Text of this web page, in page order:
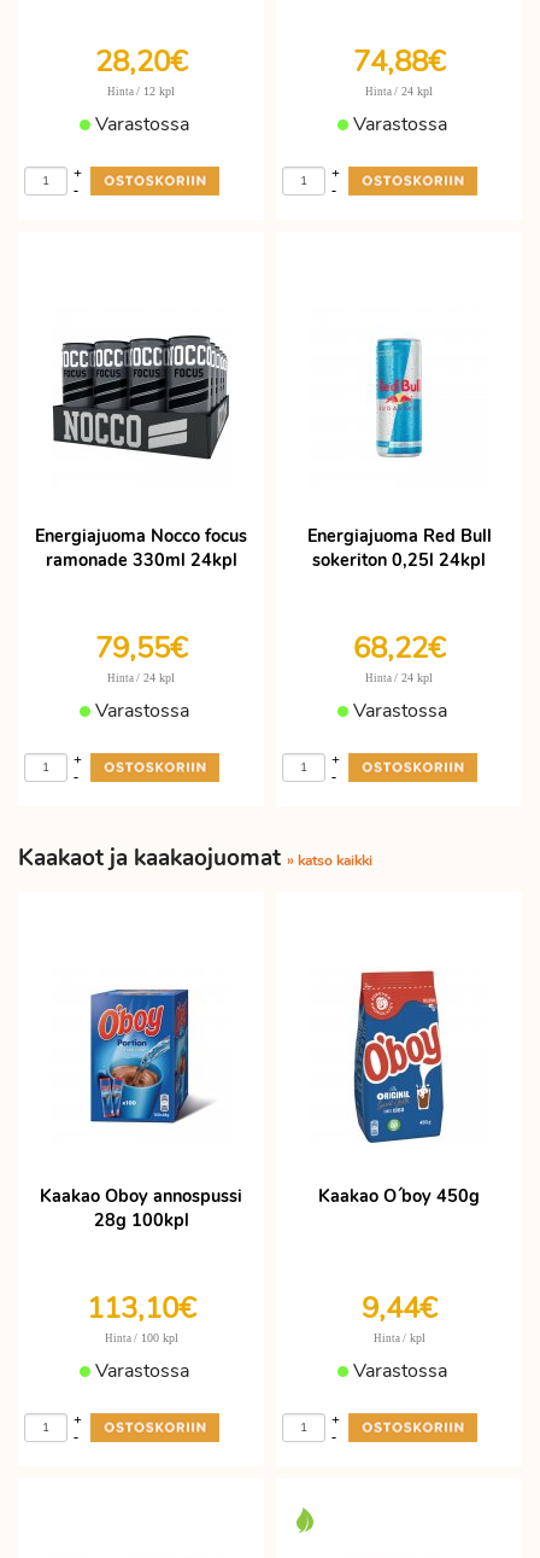
28,20€
Hinta / 12 kpl
Varastossa
-
+
74,88€
Hinta / 24 kpl
Varastossa
-
+
Energiajuoma Nocco focus
ramonade 330ml 24kpl
79,55€
Hinta / 24 kpl
Varastossa
-
+
Energiajuoma Red Bull
sokeriton 0,25l 24kpl
68,22€
Hinta / 24 kpl
Varastossa
-
+
Kaakaot ja kaakaojuomat » katso kaikki
Kaakao Oboy annospussi
28g 100kpl
113,10€
Hinta / 100 kpl
Varastossa
-
+
Kaakao O´boy 450g
9,44€
Hinta / kpl
Varastossa
-
+